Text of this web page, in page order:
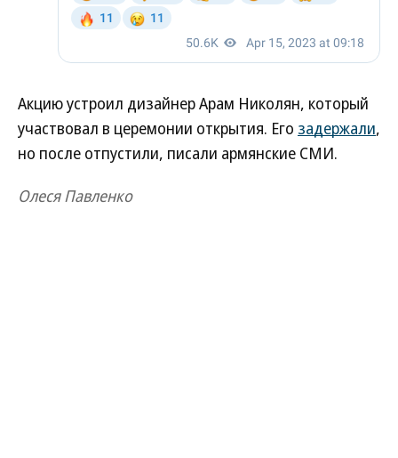
Акцию устроил дизайнер Арам Николян, который
участвовал в церемонии открытия. Его задержали,
но после отпустили, писали армянские СМИ.
Олеся Павленко